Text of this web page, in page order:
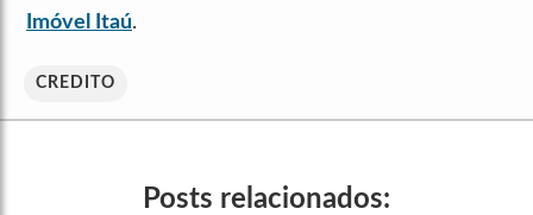
Imóvel Itaú.
CREDITO
Posts relacionados: